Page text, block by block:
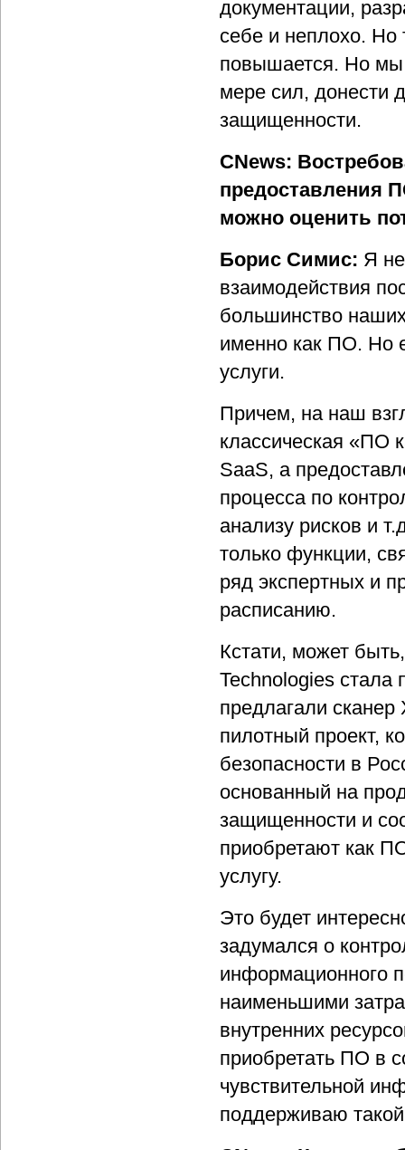
документации,
себе и неплохо. Но
повышается. Но мы
мере сил, донести
защищенности.
CNews:
предоставления
можно оценить
Борис Симис: Я
взаимодействия
большинство
именно как ПО. Но
услуги.
Причем, на наш
классическая «ПО
SaaS, а
процесса по
анализу рисков и
только функции,
ряд экспертных и
расписанию.
Кстати, может
Technologies стала
предлагали
пилотный проект,
безопасности в
основанный на
защищенности и
приобретают как
услугу.
Это будет
задумался о
информационного
наименьшими
внутренних
приобретать ПО в
чувствительной
поддерживаю